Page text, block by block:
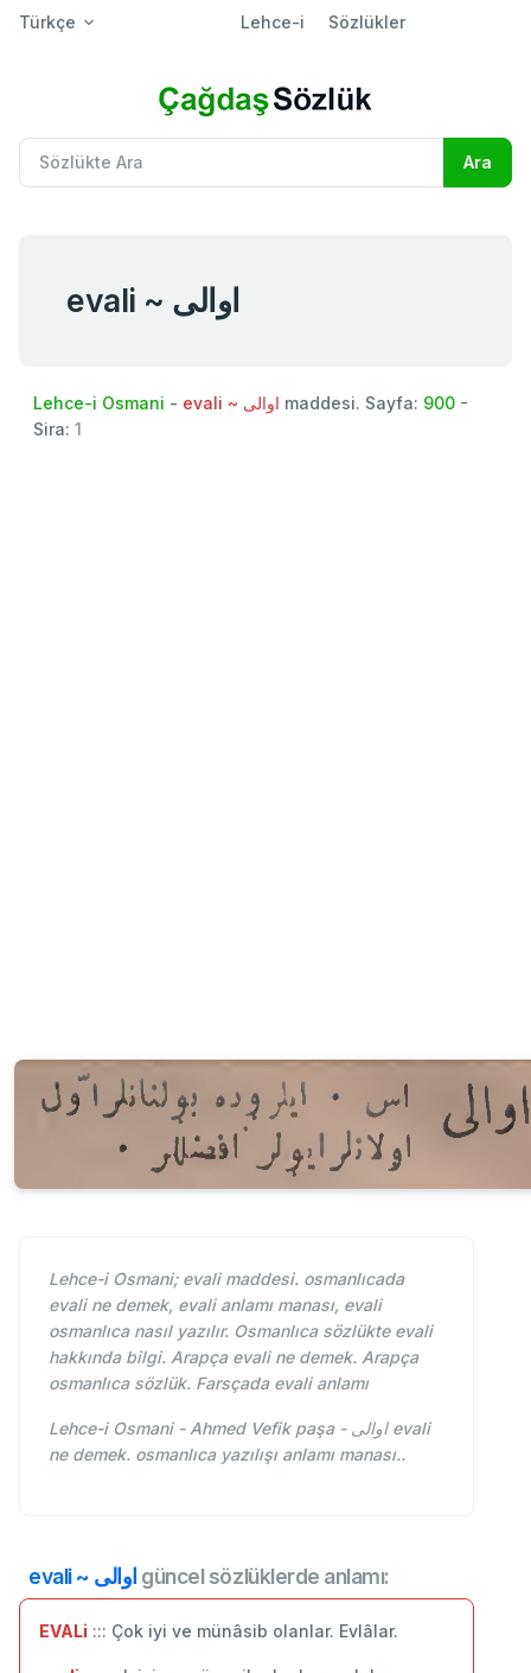
Türkçe Lehce-i Sözlükler
evali ~ اوالی
Lehce-i Osmani - evali ~ اوالی maddesi. Sayfa: 900 -
Sira: 1
Lehce-i Osmani; evali maddesi. osmanlıcada
evali ne demek, evali anlamı manası, evali
osmanlıca nasıl yazılır. Osmanlıca sözlükte evali
hakkında bilgi. Arapça evali ne demek. Arapça
osmanlıca sözlük. Farsçada evali anlamı
Lehce-i Osmani - Ahmed Vefik paşa - اوالی evali
ne demek. osmanlıca yazılışı anlamı manası..
evali ~ اوالی güncel sözlüklerde anlamı:
EVALi ::: Çok iyi ve münâsib olanlar. Evlâlar.